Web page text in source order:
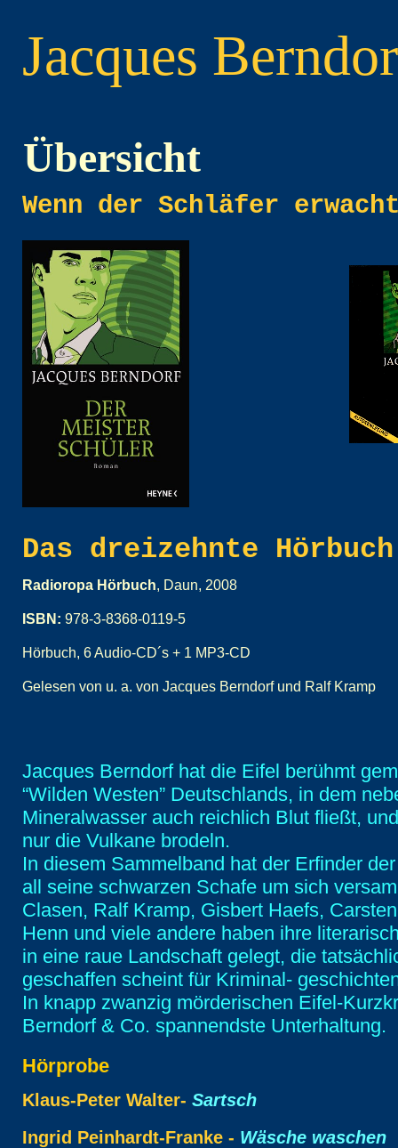
Jacques
Übersicht
Wenn der Schläfer
Das dreizehnte Hörbuch
Radioropa Hörbuch, Daun, 2008
ISBN: 978-3-8368-0119-5
Hörbuch, 6 Audio-CD´s + 1 MP3-CD
Gelesen von u. a. von Jacques Berndorf und Ralf Kramp
Jacques Berndorf hat die Eifel berühmt
“Wilden Westen” Deutschlands, in dem
Mineralwasser auch reichlich Blut fließt,
nur die Vulkane brodeln.
In diesem Sammelband hat der Erfinder der
all seine schwarzen Schafe um sich
Clasen, Ralf Kramp, Gisbert Haefs,
Henn und viele andere haben ihre
in eine raue Landschaft gelegt, die
geschaffen scheint für Kriminal-
In knapp zwanzig mörderischen Eifel-
Berndorf & Co. spannendste Unterhaltung.
Hörprobe
Klaus-Peter Walter- Sartsch
Ingrid Peinhardt-Franke - Wäsche waschen